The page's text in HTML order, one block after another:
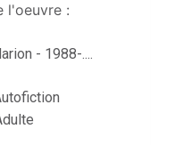
l'oeuvre :
- 1988-....